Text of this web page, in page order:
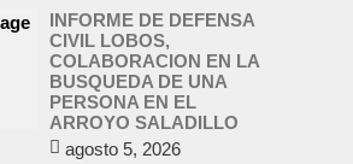
INFORME DE DEFENSA
CIVIL LOBOS,
COLABORACION EN LA
BUSQUEDA DE UNA
PERSONA EN EL
ARROYO SALADILLO
agosto 5, 2026